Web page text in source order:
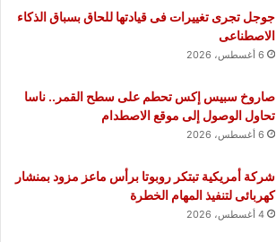
جوجل تجرى تغييرات فى قيادتها للحاق بسباق الذكاء
الاصطناعى
6 أغسطس، 2026
صاروخ سبيس إكس تحطم على سطح القمر.. ناسا
تحاول الوصول إلى موقع الاصطدام
6 أغسطس، 2026
شركة أمريكية تبتكر روبوتا برأس ماعز مزود بمنشار
كهربائى لتنفيذ المهام الخطرة
4 أغسطس، 2026